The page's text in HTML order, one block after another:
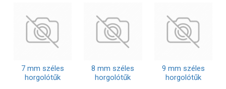
7 mm széles
horgolótűk
8 mm széles
horgolótűk
9 mm széles
horgolótűk